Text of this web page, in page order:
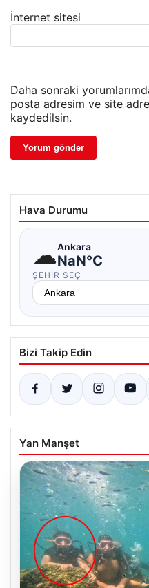
İnternet sitesi
Daha sonraki
posta adresim ve site
kaydedilsin.
Hava Durumu
☁Ankara
NaN°C
ŞEHIR SEÇ
Bizi Takip Edin
Yan Manşet